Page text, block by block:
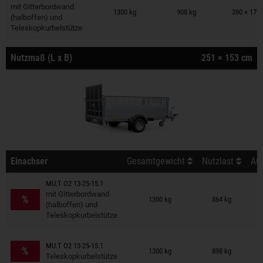
mit Gitterbordwand
(halboffen) und
Teleskopkurbelstütze
1300 kg 908 kg 390 × 179
Nutzmaß (L x B) 251 × 153 cm
Einachser Gesamtgewicht Nutzlast
%
MU.T O2 13-25-15.1
mit Gitterbordwand
(halboffen) und
Teleskopkurbelstütze
1300 kg 864 kg
Anhänger auf Merkzettel
%
MU.T O2 13-25-15.1
Teleskopkurbelstütze
1300 kg 898 kg
Anhänger auf Merkzettel